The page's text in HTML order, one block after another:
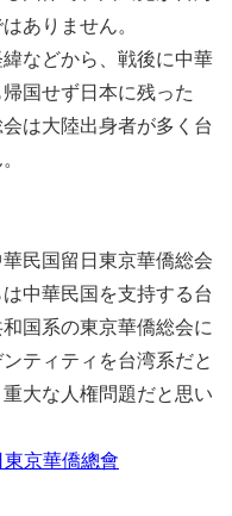
ありません。
などから、戦後に中華
国せず日本に残った
は大陸出身者が多く台
民国留日東京華僑総会
中華民国を支持する台
国系の東京華僑総会に
ティティを台湾系だと
大な人権問題だと思い
京華僑總會